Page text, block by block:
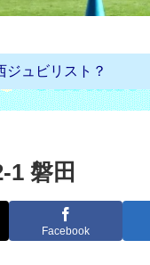
ジュビリスト？
1 磐田
Facebook